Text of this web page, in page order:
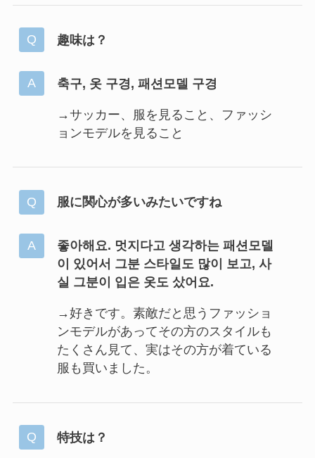
趣味は？
축구, 옷 구경, 패션모델 구경
→サッカー、服を見ること、ファッシ
ョンモデルを見ること
服に関心が多いみたいですね
좋아해요. 멋지다고 생각하는 패션모델
이 있어서 그분 스타일도 많이 보고, 사
실 그분이 입은 옷도 샀어요.
→好きです。素敵だと思うファッショ
ンモデルがあってその方のスタイルも
たくさん見て、実はその方が着ている
服も買いました。
特技は？